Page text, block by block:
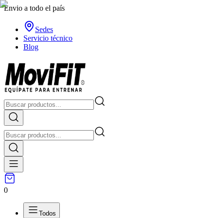
Envio a todo el país
Sedes
Servicio técnico
Blog
0
Todos